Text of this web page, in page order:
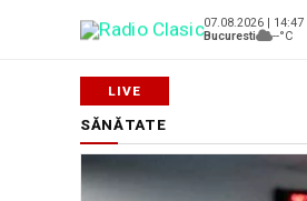
07.08.2026 | 14:47
Bucuresti
--°C
SĂNĂTATE